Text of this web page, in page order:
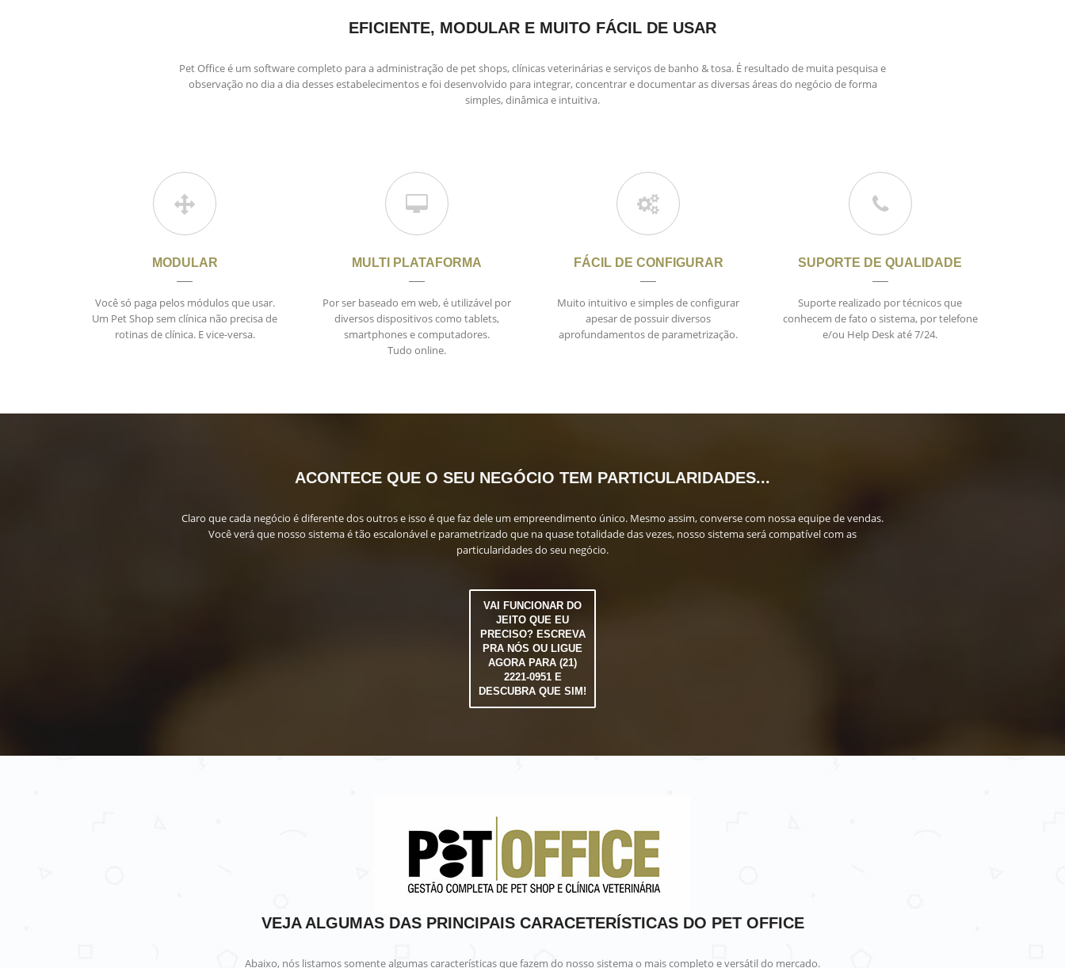
EFICIENTE, MODULAR E MUITO FÁCIL DE USAR
Pet Office é um software completo para a administração de pet shops, clínicas veterinárias e serviços de banho & tosa. É resultado de muita pesquisa e
observação no dia a dia desses estabelecimentos e foi desenvolvido para integrar, concentrar e documentar as diversas áreas do negócio de forma
simples, dinâmica e intuitiva.
MODULAR
Você só paga pelos módulos que usar.
Um Pet Shop sem clínica não precisa de
rotinas de clínica. E vice-versa.
MULTI PLATAFORMA
Por ser baseado em web, é utilizável por
diversos dispositivos como tablets,
smartphones e computadores.
Tudo online.
FÁCIL DE CONFIGURAR
Muito intuitivo e simples de configurar
apesar de possuir diversos
aprofundamentos de parametrização.
SUPORTE DE QUALIDADE
Suporte realizado por técnicos que
conhecem de fato o sistema, por telefone
e/ou Help Desk até 7/24.
ACONTECE QUE O SEU NEGÓCIO TEM PARTICULARIDADES...
Claro que cada negócio é diferente dos outros e isso é que faz dele um empreendimento único. Mesmo assim, converse com nossa equipe de vendas.
Você verá que nosso sistema é tão escalonável e parametrizado que na quase totalidade das vezes, nosso sistema será compatível com as
particularidades do seu negócio.
VAI FUNCIONAR DO
JEITO QUE EU
PRECISO? ESCREVA
PRA NÓS OU LIGUE
AGORA PARA (21)
2221-0951 E
DESCUBRA QUE SIM!
VEJA ALGUMAS DAS PRINCIPAIS CARACETERÍSTICAS DO PET OFFICE
Abaixo, nós listamos somente algumas características que fazem do nosso sistema o mais completo e versátil do mercado.